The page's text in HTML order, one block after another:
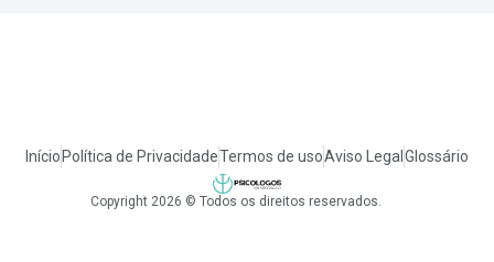
Início Política de PrivacidadeTermos de usoAviso Legal Glossário
Copyright 2026 © Todos os direitos reservados.